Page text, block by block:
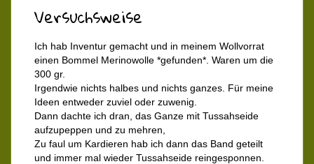
Versuchsweise
Ich hab Inventur gemacht und in meinem Wollvorrat
einen Bommel Merinowolle *gefunden*. Waren um die
300 gr.
Irgendwie nichts halbes und nichts ganzes. Für meine
Ideen entweder zuviel oder zuwenig.
Dann dachte ich dran, das Ganze mit Tussahseide
aufzupeppen und zu mehren,
Zu faul um Kardieren hab ich dann das Band geteilt
und immer mal wieder Tussahseide reingesponnen.